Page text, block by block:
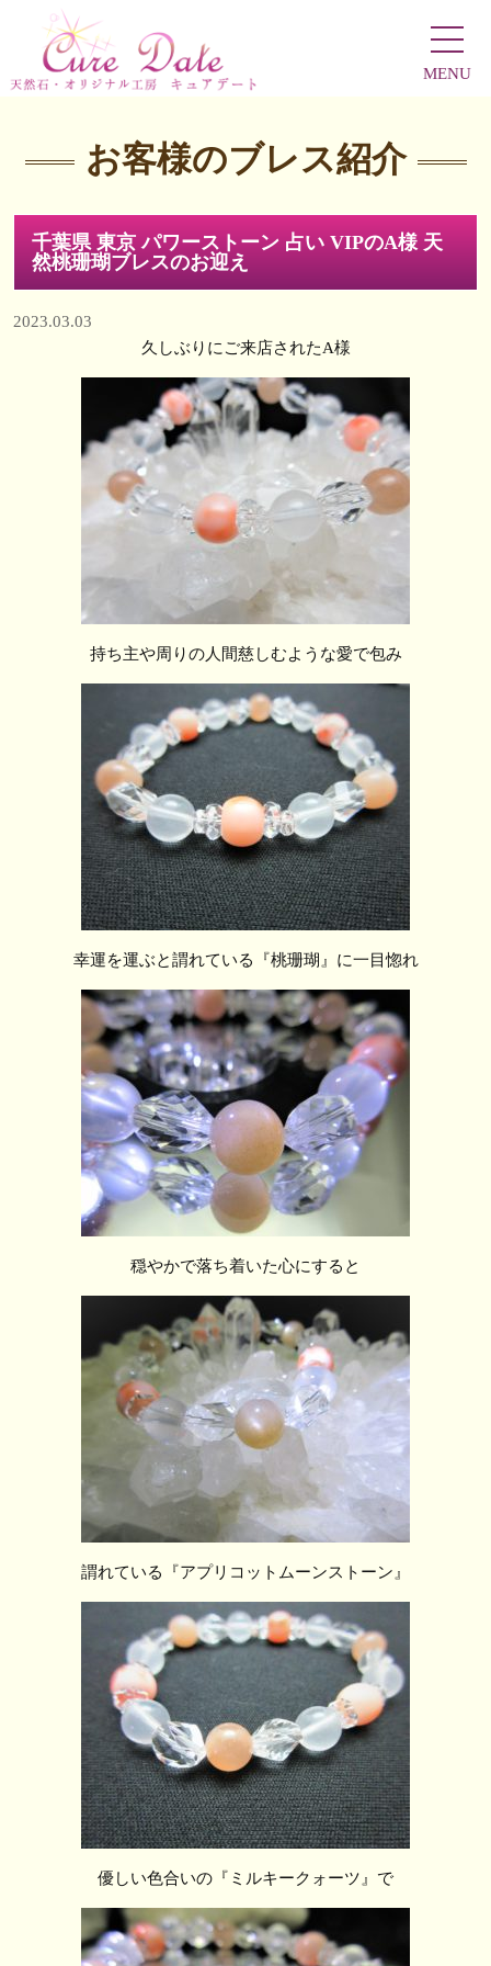
MENU
お客様のブレス紹介
千葉県 東京 パワーストーン 占い VIPのA様 天
然桃珊瑚ブレスのお迎え
2023.03.03
久しぶりにご来店されたA様
持ち主や周りの人間慈しむような愛で包み
幸運を運ぶと謂れている『桃珊瑚』に一目惚れ
穏やかで落ち着いた心にすると
謂れている『アプリコットムーンストーン』
優しい色合いの『ミルキークォーツ』で